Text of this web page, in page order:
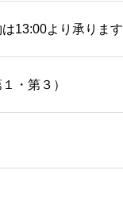
13:00より承ります
・第３）